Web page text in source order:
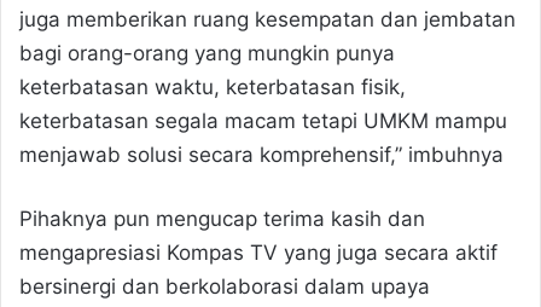
juga memberikan ruang kesempatan dan jembatan
bagi orang-orang yang mungkin punya
keterbatasan waktu, keterbatasan fisik,
keterbatasan segala macam tetapi UMKM mampu
menjawab solusi secara komprehensif,” imbuhnya
Pihaknya pun mengucap terima kasih dan
mengapresiasi Kompas TV yang juga secara aktif
bersinergi dan berkolaborasi dalam upaya